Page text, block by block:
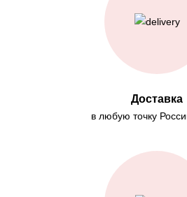
Доставка
в любую точку